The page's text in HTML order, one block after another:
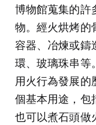
博物館蒐集的許
物。經火烘烤的
容器、冶煉或鑄
環、玻璃珠串等
用火行為發展的
個基本用途，包
也可以煮石頭做